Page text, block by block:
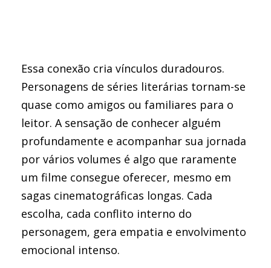
Essa conexão cria vínculos duradouros.
Personagens de séries literárias tornam-se
quase como amigos ou familiares para o
leitor. A sensação de conhecer alguém
profundamente e acompanhar sua jornada
por vários volumes é algo que raramente
um filme consegue oferecer, mesmo em
sagas cinematográficas longas. Cada
escolha, cada conflito interno do
personagem, gera empatia e envolvimento
emocional intenso.